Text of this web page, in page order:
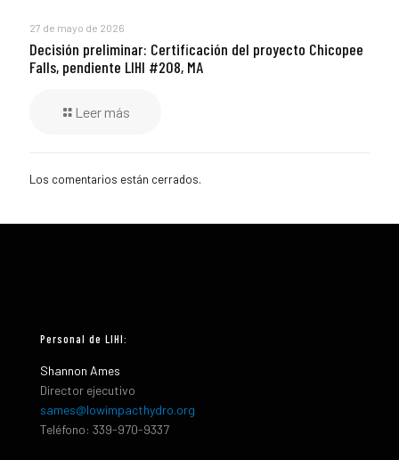
27 de mayo de 2026
Decisión preliminar: Certificación del proyecto Chicopee
Falls, pendiente LIHI #208, MA
Leer más
Los comentarios están cerrados.
Personal de LIHI:
Shannon Ames
Director ejecutivo
sames@lowimpacthydro.org
Teléfono: 339-970-9337